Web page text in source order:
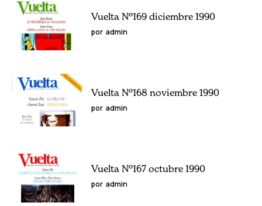
Vuelta Nº169 diciembre 1990
por admin
Vuelta Nº168 noviembre 1990
por admin
Vuelta Nº167 octubre 1990
por admin